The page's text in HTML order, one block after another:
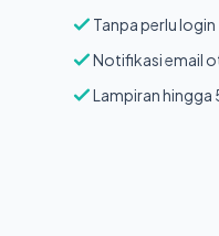
Tanpa perlu login
Notifikasi email
Lampiran hingga